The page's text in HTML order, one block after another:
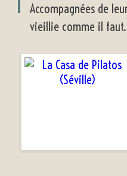
Accompagnées de
vieillie comme il faut.